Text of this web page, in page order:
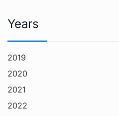
Years
2019
2020
2021
2022